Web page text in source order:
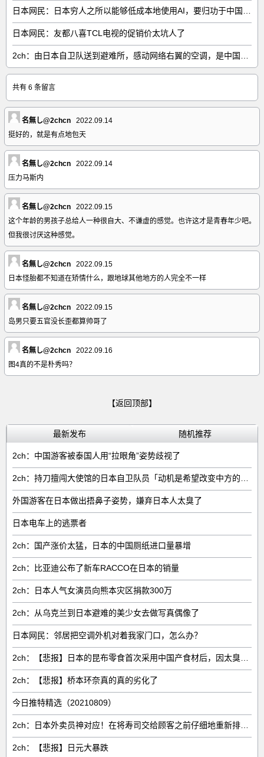
日本网民：友都八喜TCL电视的促销价太坑人了
共有 6 条留言
名無し@2chcn
2022.09.14
挺好的，就是有点地包天
名無し@2chcn
2022.09.14
压力马斯内
名無し@2chcn
2022.09.15
这个年龄的男孩子总给人一种很自大、不谦虚的感觉。也许这才是青春年少吧。
但我很讨厌这种感觉。
名無し@2chcn
2022.09.15
日本怪胎都不知道在矫情什么，跟地球其他地方的人完全不一样
名無し@2chcn
2022.09.15
岛男只要五官没长歪都算帅哥了
名無し@2chcn
2022.09.16
图4真的不是朴秀吗？
【返回顶部】
最新发布 随机推荐
2ch：中国游客被泰国人用“拉眼角”姿势歧视了
外国游客在日本做出捂鼻子姿势，嫌弃日本人太臭了
日本电车上的逃票者
2ch：国产涨价太猛，日本的中国厕纸进口量暴增
2ch：比亚迪公布了新车RACCO在日本的销量
2ch：日本人气女演员向熊本灾区捐款300万
2ch：从乌克兰到日本避难的美少女去做写真偶像了
日本网民：邻居把空调外机对着我家门口，怎么办？
2ch：【悲报】桥本环奈真的真的劣化了
今日推特精选（20210809）
2ch：【悲报】日元大暴跌